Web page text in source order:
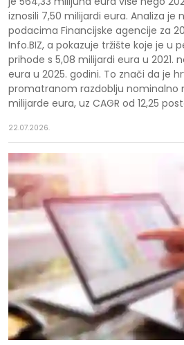
iznosili 7,50 milijardi eura. Analiza je
podacima Financijske agencije za
Info.BIZ, a pokazuje tržište koje je u
prihode s 5,08 milijardi eura u 2021.
eura u 2025. godini. To znači da je
promatranom razdoblju nominalno
milijarde eura, uz CAGR od 12,25
22.07.2026.